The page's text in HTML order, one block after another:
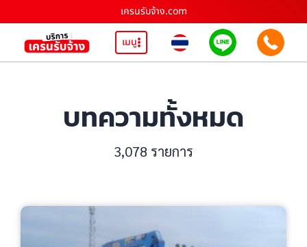
เครนรับจ้าง.com
เมนู
บทความทั้งหมด
3,078 รายการ